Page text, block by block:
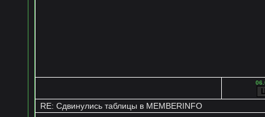
RE: Сдвинулись таблицы в MEMBERINFO